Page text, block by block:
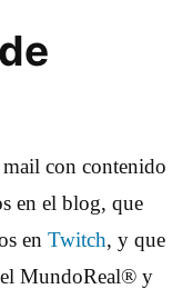
con contenido
en el blog, que
en Twitch, y que
MundoReal® y